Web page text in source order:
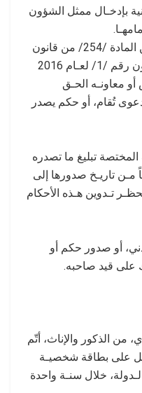
بإدخـال ممثل الشؤون
ب- خلافـاً لأحكـام الفقرة /ج/ من المادة /254/ من قانون
أصول المحاكمـات الصادر بالقانـون رقم /1/ لعـام 2016
معاونـه الحـق
تُقام، أو حكم يصدر
تبليغ ما تصدره
مـن تاريـخ صدورها إلى
تـدوين هـذه الأحكام
أو صدور حكم أو
على قيد صاحبه.
الذكور والإناث، أتّم
على بطاقة شخصيـة
خلال سنـة واحدة